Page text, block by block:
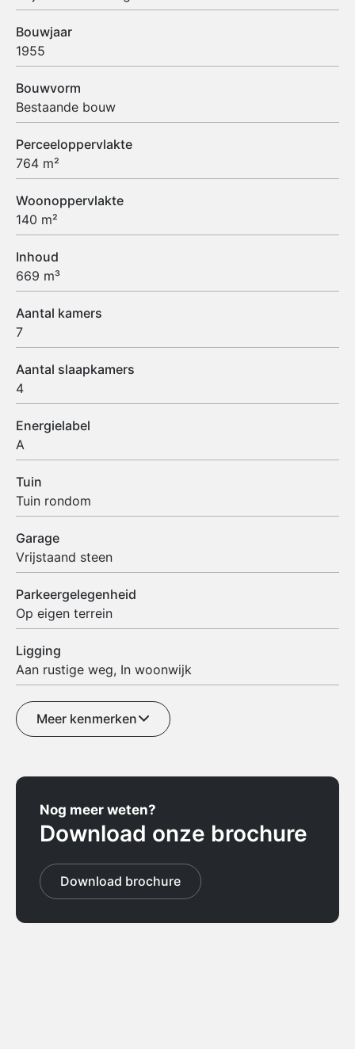
Bouwjaar
1955
Bouwvorm
Bestaande bouw
Perceeloppervlakte
764 m²
Woonoppervlakte
140 m²
Inhoud
669 m³
Aantal kamers
7
Aantal slaapkamers
4
Energielabel
A
Tuin
Tuin rondom
Garage
Vrijstaand steen
Parkeergelegenheid
Op eigen terrein
Ligging
Aan rustige weg, In woonwijk
Meer kenmerken
Nog meer weten?
Download onze brochure
Download brochure